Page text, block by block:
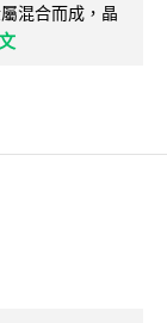
混合而成，晶